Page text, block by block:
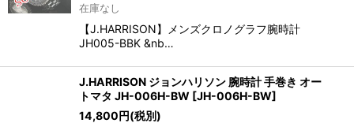
在庫なし
【J.HARRISON】メンズクロノグラフ腕時計
JH005-BBK &nb…
J.HARRISON ジョンハリソン 腕時計 手巻き オー
トマタ JH-006H-BW [JH-006H-BW]
14,800円(税別)